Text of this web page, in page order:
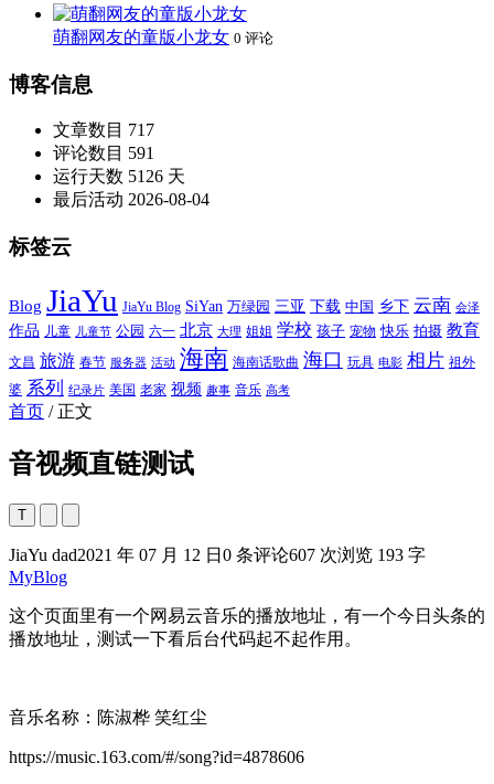
萌翻网友的童版小龙女 0 评论
博客信息
文章数目 717
评论数目 591
运行天数 5126 天
最后活动 2026-08-04
标签云
Blog JiaYu JiaYu Blog SiYan 万绿园 三亚 下载 中国 乡下 云南 会泽
作品 儿童 儿童节 公园 六一 北京 大理 姐姐 学校 孩子 宠物 快乐 拍摄 教育
文昌 旅游 春节 服务器 活动 海南 海南话歌曲 海口 玩具 电影 相片 祖外
婆 系列 纪录片 美国 老家 视频 趣事 音乐 高考
首页 / 正文
音视频直链测试
T
JiaYu dad2021 年 07 月 12 日 0 条评论607 次浏览 193 字
MyBlog
这个页面里有一个网易云音乐的播放地址，有一个今日头条的
播放地址，测试一下看后台代码起不起作用。
音乐名称：陈淑桦 笑红尘
https://music.163.com/#/song?id=4878606